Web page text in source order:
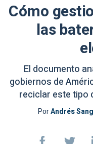
Cómo
las
El documento
gobiernos de
reciclar este tipo
PorAndrés